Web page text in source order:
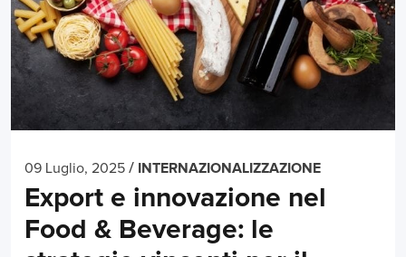
09 Luglio, 2025 / INTERNAZIONALIZZAZIONE
Export e innovazione nel
Food & Beverage: le